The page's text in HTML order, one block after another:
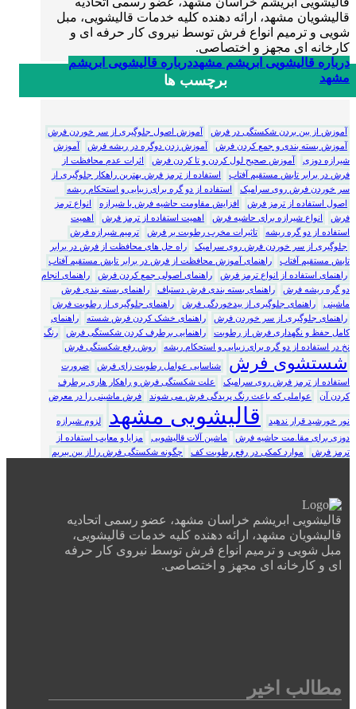
قالیشویان مشهد، ارائه دهنده کلیه خدمات قالیشویی، مبل
شویی و ترمیم انواع فرش توسط نیروی کار حرفه ای و
کارخانه ای مجهز و اختصاصی.
درباره قالیشویی ابریشم مشهددرباره قالیشویی ابریشم
مشهد
برچسب ها
آموزش از بین بردن شکستگی در فرش
آموزش اصول جلوگیری از سر خوردن فرش
آموزش بسته بندی و جمع کردن فرش
آموزش زدن دوگره در ریشه فرش
آموزش
شیرازه دوزی
آموزش صحیح لول کردن و تا کردن فرش
اثرات عدم محافظت از
فرش در برابر تابش مستقیم آفتاب
استفاده از ترمز فرش بهترین راهکار جلوگیری از
سر خوردن فرش روی سرامیک
استفاده از دو گره برای زیبایی و استحکام ریشه
اصول استفاده از ترمز فرش
افزایش مقاومت حاشیه فرش با شیرازه
انواع ترمز
فرش
انواع شیرازه برای حاشیه فرش اهمیت استفاده از ترمز فرش
اهمیت
استفاده از دو گره ریشه
تاثیرات مخرب رطوبت بر فرش
ترمیم شیرازه فرش
جلوگیری از سر خوردن فرش روی سرامیک
راه حل های محافظت از فرش در برابر
تابش مستقیم آفتاب
راهنمای آموزش محافظت از فرش در برابر تابش مستقیم آفتاب
راهنمای استفاده از انواع ترمز فرش
راهنمای اصولی جمع کردن فرش
راهنمای انجام
دو گره ریشه فرش
راهنمای بسته بندی فرش دستباف
راهنمای بسته بندی فرش
ماشینی
راهنمای جلوگیری از بیدخوردگی فرش
راهنمای جلوگیری از رطوبت فرش
راهنمای جلوگیری از سر خوردن فرش
راهنمای خشک کردن فرش شسته
راهنمای
کامل حفظ و نگهداری فرش از رطوبت
راهنمایی برطرف کردن شکستگی فرش
رنگ
نخ در استفاده از دو گره برای زیبایی و استحکام ریشه
روش رفع شکستگی فرش
شستشوی فرش شناسایی عوامل رطوبت زای فرش
ضرورت
استفاده از ترمز فرش روی سرامیک
علت شکستگی فرش و راهکار هاری برطرف
کردن آن
عواملی که باعث رنگ پریدگی فرش می شوند فرش ماشینی را در معرض
نور خورشید قرار ندهید قالیشویی مشهد
لزوم شیرازه
دوزی برای مقا.مت حاشیه فرش
ماشین آلات قالیشویی
مزایا و معایب استفاده از
ترمز فرش
موارد کمکی در رفع رطوبت کف چگونه شکستگی فرش را از بین ببریم
قالیشویی ابریشم خراسان مشهد، عضو رسمی اتحادیه
قالیشویان مشهد، ارائه دهنده کلیه خدمات قالیشویی،
مبل شویی و ترمیم انواع فرش توسط نیروی کار حرفه
ای و کارخانه ای مجهز و اختصاصی.
مطالب اخیر